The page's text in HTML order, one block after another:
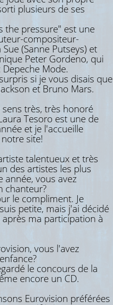
plusieurs de ses
pressure" est une
compositeur-
(Sanne Putseys) et
Peter Gordeno, qui
Mode.
si je vous disais que
et Bruno Mars.
sens très, très honoré
Tesoro est une de
et je l'accueille
site!
talentueux et très
des artistes les plus
année, vous avez
chanteur?
le compliment. Je
petite, mais j'ai décidé
ma participation à
vous l'avez
le concours de la
encore un CD.
Eurovision préférées